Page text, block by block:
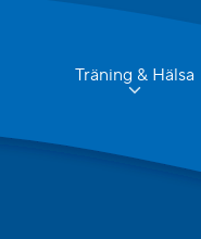
Träning & Hälsa